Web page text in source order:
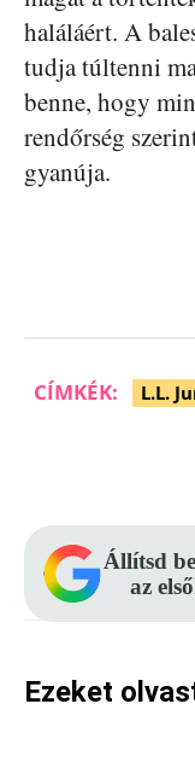
haláláért. A
tudja túltenni
benne, hogy
rendőrség
gyanúja.
CÍMKÉK: L.L.
Állítsd
az
Ezeket